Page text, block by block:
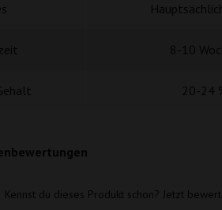
20-24
Kennst du dieses Produkt schon? Jetzt